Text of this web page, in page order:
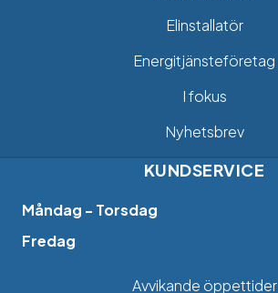
Elinstallatör
Energitjänsteföretag
I fokus
Nyhetsbrev
KUNDSERVICE
Måndag - Torsdag
Fredag
Avvikande öppettider